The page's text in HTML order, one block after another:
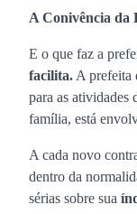
A Conivência da
E o que faz a
facilita. A prefeita
para as atividades
família, está
A cada novo
dentro da
sérias sobre sua